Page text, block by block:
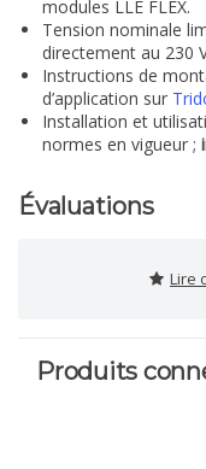
modules LLE FLEX.
Tension nominale
directement au 230
Instructions de
d’application sur
Installation et
normes en vigueur ;
Évaluations
Lire
Produits